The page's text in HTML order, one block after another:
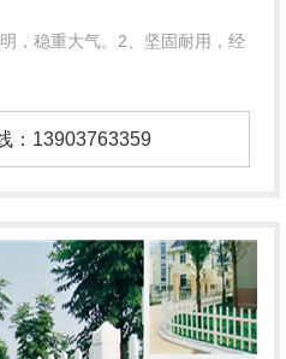
，稳重大气。2、坚固耐用，经
： 13903763359